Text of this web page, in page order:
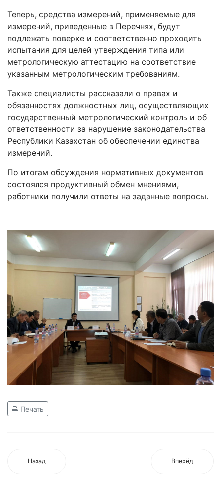
Теперь, средства измерений, применяемые для
измерений, приведенные в Перечнях, будут
подлежать поверке и соответственно проходить
испытания для целей утверждения типа или
метрологическую аттестацию на соответствие
указанным метрологическим требованиям.
Также специалисты рассказали о правах и
обязанностях должностных лиц, осуществляющих
государственный метрологический контроль и об
ответственности за нарушение законодательства
Республики Казахстан об обеспечении единства
измерений.
По итогам обсуждения нормативных документов
состоялся продуктивный обмен мнениями,
работники получили ответы на заданные вопросы.
Печать
Назад Вперёд